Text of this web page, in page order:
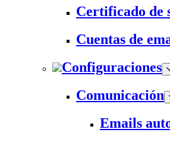
Certificado de
Cuentas de
Configuraciones
Comunicación
Emails